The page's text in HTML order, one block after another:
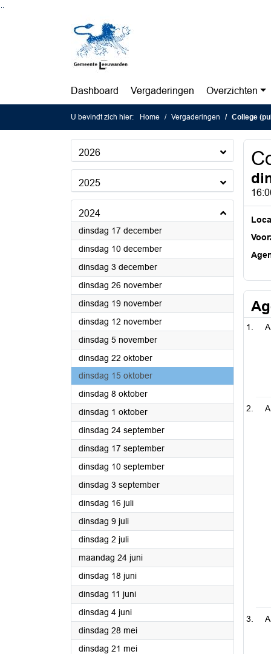
Dashboard Vergaderingen Overzichten
U bevindt zich hier: Home Vergaderingen College
2026
2025
2024
dinsdag 17 december2024
dinsdag 10 december2024
dinsdag 3 december2024
dinsdag 26 november2024
dinsdag 19 november2024
dinsdag 12 november2024
dinsdag 5 november2024
dinsdag 22 oktober2024
dinsdag 15 oktober2024
dinsdag 8 oktober2024
dinsdag 1 oktober2024
dinsdag 24 september2024
dinsdag 17 september2024
dinsdag 10 september2024
dinsdag 3 september2024
dinsdag 16 juli2024
dinsdag 9 juli2024
dinsdag 2 juli2024
maandag 24 juni2024
dinsdag 18 juni2024
dinsdag 11 juni2024
dinsdag 4 juni2024
dinsdag 28 mei2024
dinsdag 21 mei2024